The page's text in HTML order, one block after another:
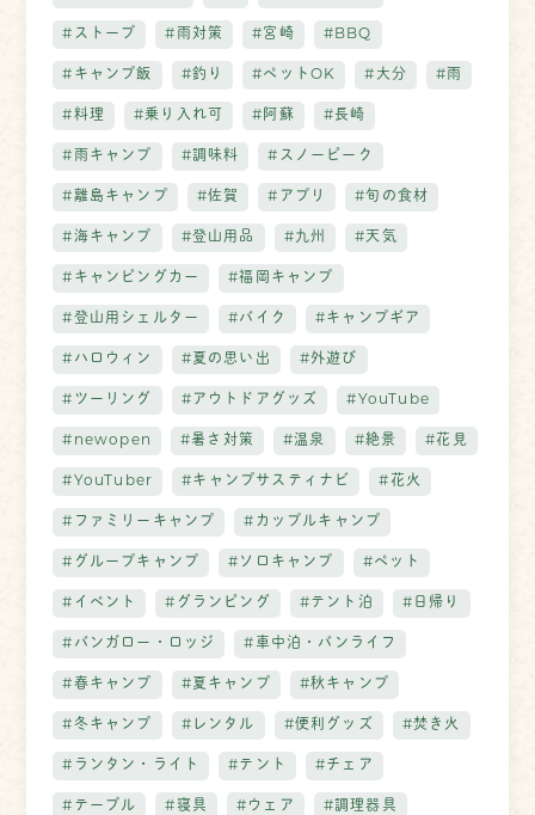
#ストーブ #雨対策 #宮崎 #BBQ
#キャンプ飯 #釣り #ペットOK #大分 #雨
#料理 #乗り入れ可 #阿蘇 #長崎
#雨キャンプ #調味料 #スノーピーク
#離島キャンプ #佐賀 #アプリ #旬の食材
#海キャンプ #登山用品 #九州 #天気
#キャンピングカー #福岡キャンプ
#登山用シェルター #バイク #キャンプギア
#ハロウィン #夏の思い出 #外遊び
#ツーリング #アウトドアグッズ #YouTube
#newopen #暑さ対策 #温泉 #絶景 #花見
#YouTuber #キャンプサスティナビ #花火
#ファミリーキャンプ #カップルキャンプ
#グループキャンプ #ソロキャンプ #ペット
#イベント #グランピング #テント泊 #日帰り
#バンガロー・ロッジ #車中泊・バンライフ
#春キャンプ #夏キャンプ #秋キャンプ
#冬キャンプ #レンタル #便利グッズ #焚き火
#ランタン・ライト #テント #チェア
#テーブル #寝具 #ウェア #調理器具